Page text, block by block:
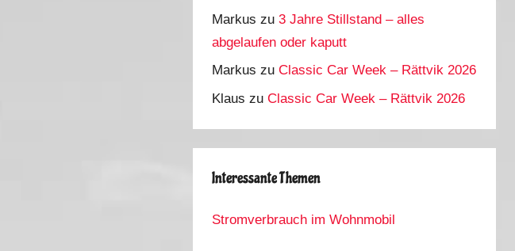
Markus zu3 Jahre Stillstand – alles
abgelaufen oder kaputt
Markus zuClassic Car Week – Rättvik 2026
Klaus zuClassic Car Week – Rättvik 2026
Interessante Themen
Stromverbrauch im Wohnmobil